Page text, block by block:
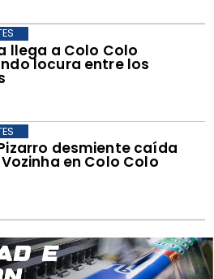
llega a Colo Colo
locura entre los
desmiente caída
en Colo Colo